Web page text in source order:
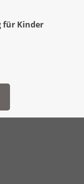
für Kinder